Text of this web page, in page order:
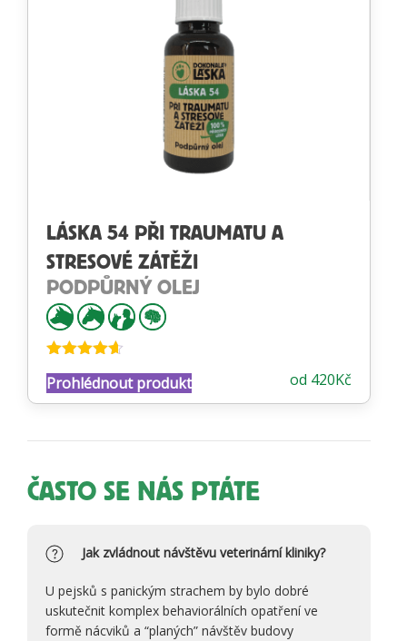
LÁSKA 54 PŘI TRAUMATU A
STRESOVÉ ZÁTĚŽI
PODPŮRNÝ OLEJ
4.55z 5 od 420Kč
Prohlédnout produkt
ČASTO SE NÁS PTÁTE
Jak zvládnout návštěvu veterinární kliniky?
U pejsků s panickým strachem by bylo dobré
uskutečnit komplex behaviorálních opatření ve
formě nácviků a “planých” návštěv budovy